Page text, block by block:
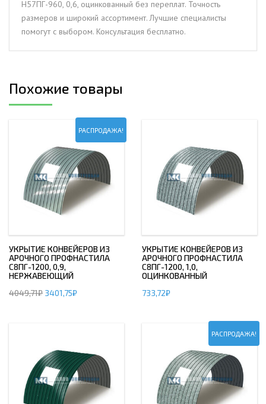
Н57ПГ-960, 0,6, оцинкованный без переплат. Точность
размеров и широкий ассортимент. Лучшие специалисты
помогут с выбором. Консультация бесплатно.
Похожие товары
РАСПРОДАЖА!
УКРЫТИЕ КОНВЕЙЕРОВ ИЗ
АРОЧНОГО ПРОФНАСТИЛА
С8ПГ-1200, 0,9,
НЕРЖАВЕЮЩИЙ
4049,71₽ 3401,75₽
УКРЫТИЕ КОНВЕЙЕРОВ ИЗ
АРОЧНОГО ПРОФНАСТИЛА
С8ПГ-1200, 1,0,
ОЦИНКОВАННЫЙ
733,72₽
РАСПРОДАЖА!